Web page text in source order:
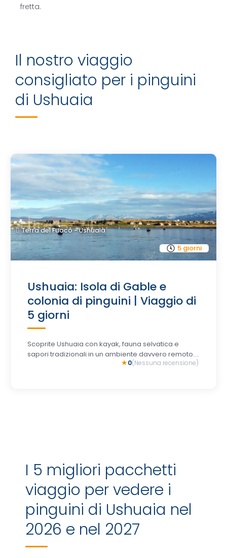
fretta.
Il nostro viaggio
consigliato per i pinguini
di Ushuaia
5 giorni
Terra del Fuoco - Ushuaia
Ushuaia: Isola di Gable e
colonia di pinguini | Viaggio di
5 giorni
Scoprite Ushuaia con kayak, fauna selvatica e
sapori tradizionali in un ambiente davvero remoto....
0(Nessuna recensione)
I 5 migliori pacchetti
viaggio per vedere i
pinguini di Ushuaia nel
2026 e nel 2027